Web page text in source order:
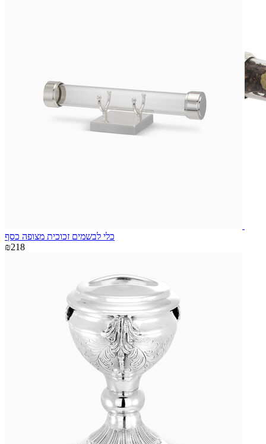
כלי לבשמים זכוכית מצופה כסף
₪218